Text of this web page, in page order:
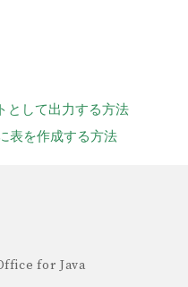
として出力する方法
表を作成する方法
for Java